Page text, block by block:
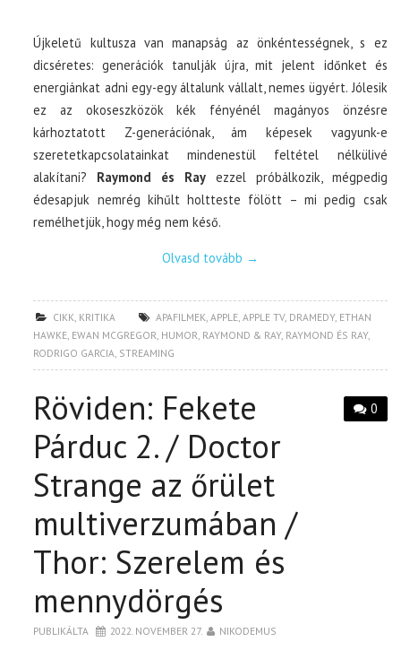
Újkeletű kultusza van manapság az önkéntességnek, s ez
dicséretes: generációk tanulják újra, mit jelent időnket és
energiánkat adni egy-egy általunk vállalt, nemes ügyért. Jólesik
ez az okoseszközök kék fényénél magányos önzésre
kárhoztatott Z-generációnak, ám képesek vagyunk-e
szeretetkapcsolatainkat mindenestül feltétel nélkülivé
alakítani? Raymond és Rayezzel próbálkozik, mégpedig
édesapjuk nemrég kihűlt holtteste fölött – mi pedig csak
remélhetjük, hogy még nem késő.
Olvasd tovább →
CIKK KRITIKA APAFILMEK ,APPLE ,APPLE TV, DRAMEDY, ETHAN
HAWKE EWAN MCGREGOR HUMOR RAYMOND & RAY, RAYMOND ÉS RAY,
RODRIGO GARCIA STREAMING
0
Röviden: Fekete
Párduc 2. / Doctor
Strange az őrület
multiverzumában /
Thor: Szerelem és
mennydörgés
PUBLIKÁLTA 2022. NOVEMBER 27. NIKODEMUS